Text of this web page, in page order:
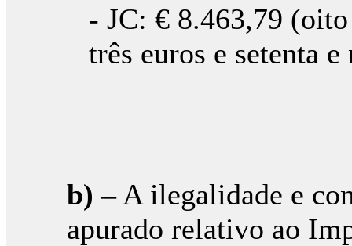
- JC: € 8.463,79
três euros e setenta
b) –A ilegalidade e
apurado relativo ao